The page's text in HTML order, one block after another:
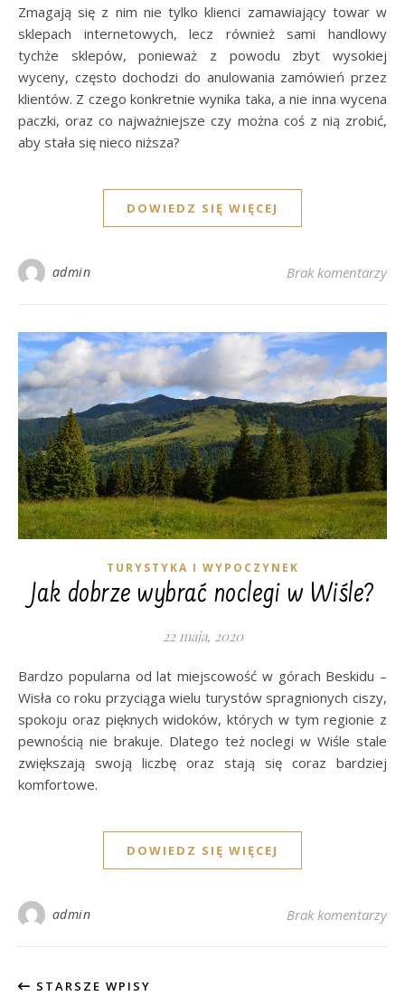
Zmagają się z nim nie tylko klienci zamawiający towar w
sklepach internetowych, lecz również sami handlowy
tychże sklepów, ponieważ z powodu zbyt wysokiej
wyceny, często dochodzi do anulowania zamówień przez
klientów. Z czego konkretnie wynika taka, a nie inna wycena
paczki, oraz co najważniejsze czy można coś z nią zrobić,
aby stała się nieco niższa?
DOWIEDZ SIĘ WIĘCEJ
admin Brak komentarzy
TURYSTYKA I WYPOCZYNEK
Jak dobrze wybrać noclegi w Wiśle?
22 maja, 2020
Bardzo popularna od lat miejscowość w górach Beskidu –
Wisła co roku przyciąga wielu turystów spragnionych ciszy,
spokoju oraz pięknych widoków, których w tym regionie z
pewnością nie brakuje. Dlatego też noclegi w Wiśle stale
zwiększają swoją liczbę oraz stają się coraz bardziej
komfortowe.
DOWIEDZ SIĘ WIĘCEJ
admin Brak komentarzy
STARSZE WPISY